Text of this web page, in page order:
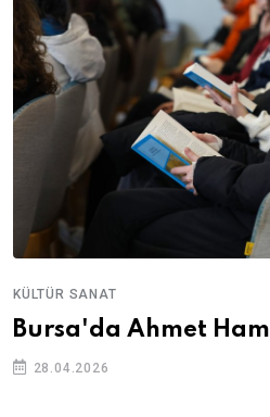
KÜLTÜR SANAT
Bursa'da Ahmet
28.04.2026